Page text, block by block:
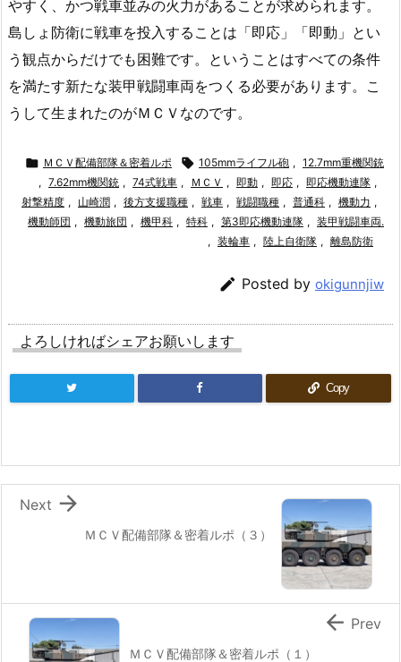
やすく、かつ戦車並みの火力があることが求められます。
島しょ防衛に戦車を投入することは「即応」「即動」とい
う観点からだけでも困難です。ということはすべての条件
を満たす新たな装甲戦闘車両をつくる必要があります。こ
うして生まれたのがＭＣＶなのです。
 ＭＣＶ配備部隊＆密着ルポ  105mmライフル砲 , 12.7mm重機関銃
, 7.62mm機関銃 , 74式戦車 , ＭＣＶ , 即動 , 即応 , 即応機動連隊 ,
射撃精度 , 山崎潤 , 後方支援職種 , 戦車 , 戦闘職種 , 普通科 , 機動力 ,
機動師団 , 機動旅団 , 機甲科 , 特科 , 第3即応機動連隊 , 装甲戦闘車両.
, 装輪車 , 陸上自衛隊 , 離島防衛
 Posted by okigunnjiw
よろしければシェアお願いします
Copy
ＭＣＶ配備部隊＆密着ルポ（３）

Next
ＭＣＶ配備部隊＆密着ルポ（１）
 Prev